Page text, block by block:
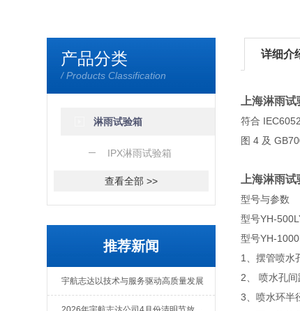
产品分类
/ Products Classification
淋雨试验箱
IPX淋雨试验箱
查看全部 >>
推荐新闻
宇航志达以技术与服务驱动高质量发展
详细介
上海淋雨
符合
图 4 及
上海淋雨
型号与参数
型号YH-
型号YH-
1、摆管喷水
2、 喷水孔
3、喷水环半